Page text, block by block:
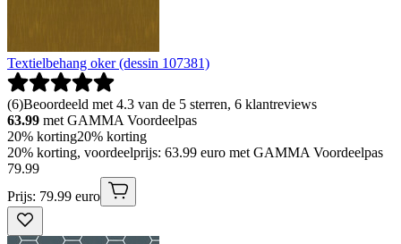
Textielbehang oker (dessin 107381)
(6)Beoordeeld met 4.3 van de 5 sterren, 6 klantreviews
63.99 met GAMMA Voordeelpas
20% korting20% korting
20% korting, voordeelprijs: 63.99 euro met GAMMA Voordeelpas
79.99
Prijs: 79.99 euro